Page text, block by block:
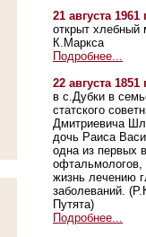
21 августа 1961
открыт хлебный
К.Маркса
Подробнее...
22 августа 1851
в с.Дубки в
статского
Дмитриевича
дочь Раиса
одна из первых
жизнь лечению
заболеваний.
Путята)
Подробнее...